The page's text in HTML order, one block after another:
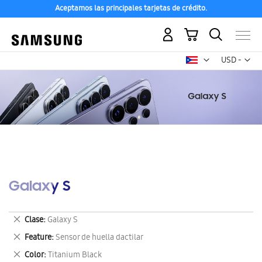
Aceptamos las principales tarjetas de crédito.
USD -
dólar
Mi carrito
Galaxy S
Clase Galaxy S
Eliminar
este
artículo
Feature Sensor de huella dactilar
Eliminar
este
Color Titanium Black
Eliminar